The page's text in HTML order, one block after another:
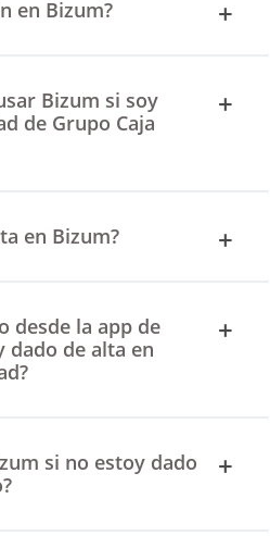
en Bizum?
Bizum si soy
de Grupo Caja
en Bizum?
desde la app de
dado de alta en
si no estoy dado